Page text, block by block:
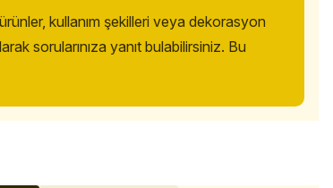
kullanım şekilleri veya dekorasyon
sorularınıza yanıt bulabilirsiniz. Bu